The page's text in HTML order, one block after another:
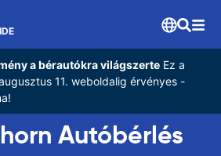
a bérautókra világszerteEz a
11. weboldalig érvényes -
Autóbérlés